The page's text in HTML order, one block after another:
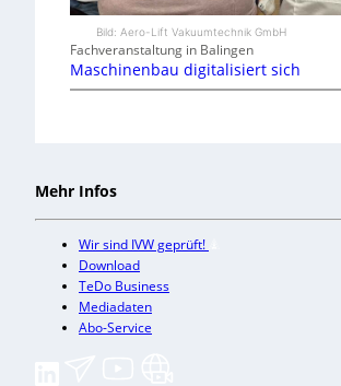
Bild: Aero-Lift Vakuumtechnik GmbH
Fachveranstaltung in Balingen
Maschinenbau digitalisiert sich
Mehr Infos
Wir sind IVW geprüft!
Download
TeDo Business
Mediadaten
Abo-Service